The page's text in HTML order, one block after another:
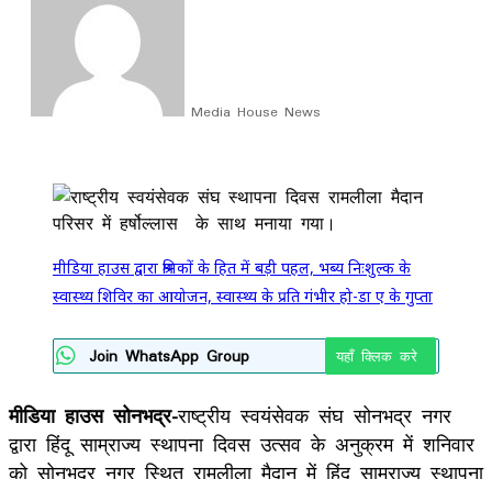
Media House News
Facebook
LinkedIn
WhatsApp
Telegram
मीडिया हाउस द्वारा श्रमिकों के हित में बड़ी पहल, भब्य निःशुल्क के
स्वास्थ्य शिविर का आयोजन, स्वास्थ्य के प्रति गंभीर हो-डा ए के गुप्ता
Join WhatsApp Group यहाँ क्लिक करे
मीडिया हाउस सोनभद्र-राष्ट्रीय स्वयंसेवक संघ सोनभद्र नगर
द्वारा हिंदू साम्राज्य स्थापना दिवस उत्सव के अनुक्रम में शनिवार